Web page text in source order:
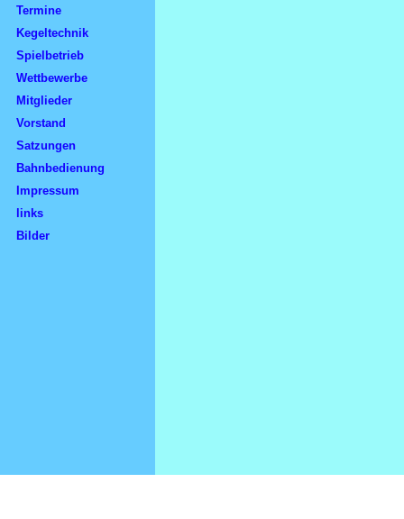
Termine
Kegeltechnik
Spielbetrieb
Wettbewerbe
Mitglieder
Vorstand
Satzungen
Bahnbedienung
Impressum
links
Bilder